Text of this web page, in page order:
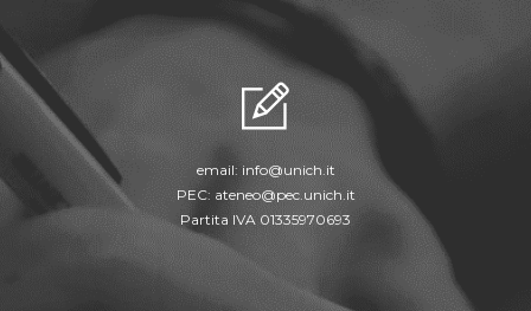
email: info@unich.it
PEC: ateneo@pec.unich.it
Partita IVA 01335970693